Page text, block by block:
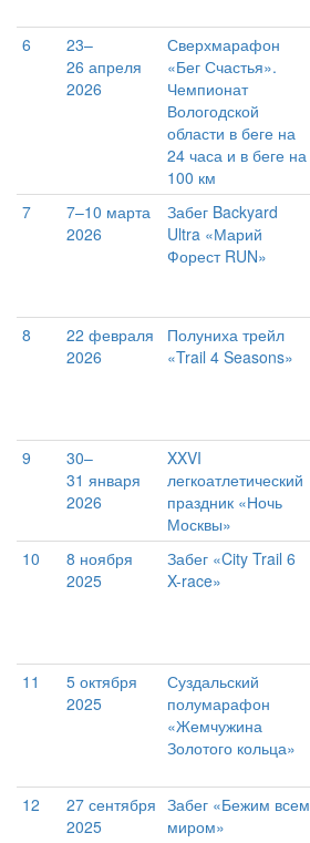
6
23–
26 апреля
2026
Сверхмарафон
«Бег Счастья».
Чемпионат
Вологодской
области в беге на
24 часа и в беге на
100 км
7
7–10 марта
2026
Забег Backyard
Ultra «Марий
Форест RUN»
8
22 февраля
2026
Полуниха трейл
«Trail 4 Seasons»
9
30–
31 января
2026
XXVI
легкоатлетический
праздник «Ночь
Москвы»
10
8 ноября
2025
Забег «City Trail 6
X-race»
11
5 октября
2025
Суздальский
полумарафон
«Жемчужина
Золотого кольца»
12
27 сентября
2025
Забег «Бежим всем
миром»